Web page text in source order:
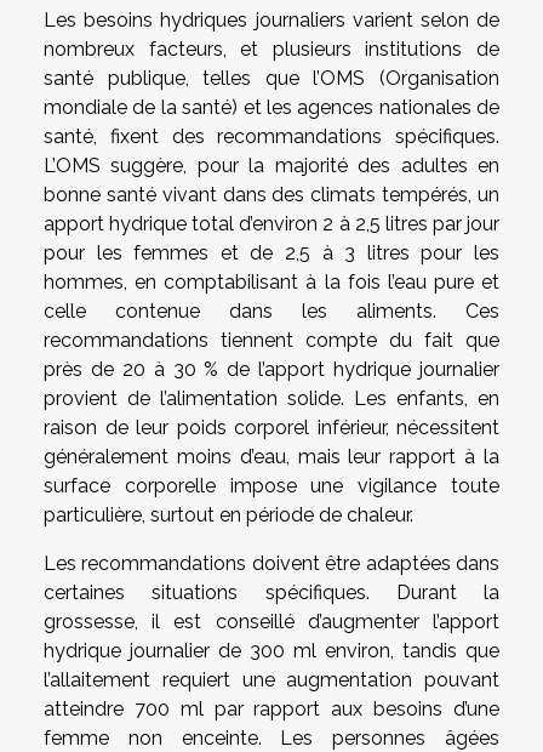
Les besoins hydriques journaliers varient selon de
nombreux facteurs, et plusieurs institutions de
santé publique, telles que l’OMS (Organisation
mondiale de la santé) et les agences nationales de
santé, fixent des recommandations spécifiques.
L’OMS suggère, pour la majorité des adultes en
bonne santé vivant dans des climats tempérés, un
apport hydrique total d’environ 2 à 2,5 litres par jour
pour les femmes et de 2,5 à 3 litres pour les
hommes, en comptabilisant à la fois l’eau pure et
celle contenue dans les aliments. Ces
recommandations tiennent compte du fait que
près de 20 à 30 % de l’apport hydrique journalier
provient de l’alimentation solide. Les enfants, en
raison de leur poids corporel inférieur, nécessitent
généralement moins d’eau, mais leur rapport à la
surface corporelle impose une vigilance toute
particulière, surtout en période de chaleur.
Les recommandations doivent être adaptées dans
certaines situations spécifiques. Durant la
grossesse, il est conseillé d’augmenter l’apport
hydrique journalier de 300 ml environ, tandis que
l’allaitement requiert une augmentation pouvant
atteindre 700 ml par rapport aux besoins d’une
femme non enceinte. Les personnes âgées